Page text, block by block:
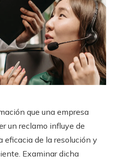
que una empresa
un reclamo influye de
eficacia de la resolución y
Examinar dicha